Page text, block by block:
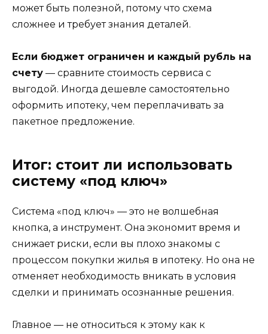
может быть полезной, потому что схема
сложнее и требует знания деталей.
Если бюджет ограничен и каждый рубль на
счету — сравните стоимость сервиса с
выгодой. Иногда дешевле самостоятельно
оформить ипотеку, чем переплачивать за
пакетное предложение.
Итог: стоит ли использовать
систему «под ключ»
Система «под ключ» — это не волшебная
кнопка, а инструмент. Она экономит время и
снижает риски, если вы плохо знакомы с
процессом покупки жилья в ипотеку. Но она не
отменяет необходимость вникать в условия
сделки и принимать осознанные решения.
Главное — не относиться к этому как к